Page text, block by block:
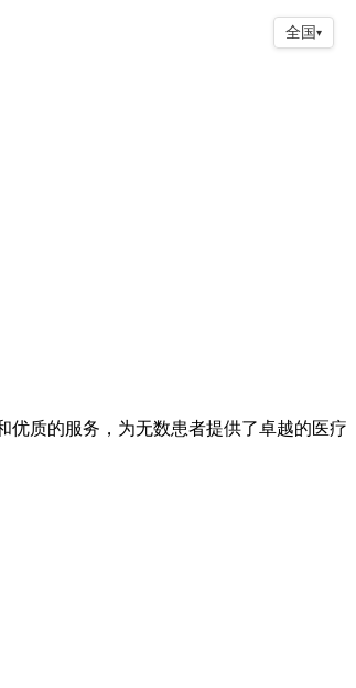
全国▾
质的服务，为无数患者提供了卓越的医疗